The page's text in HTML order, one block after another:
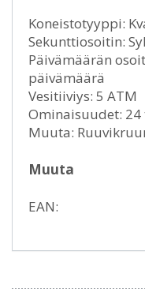
Koneistotyyppi:
Sekunttiosoitin:
Päivämäärän
päivämäärä
Vesitiiviys: 5 ATM
Ominaisuudet:
Muuta:
Muuta
EAN: